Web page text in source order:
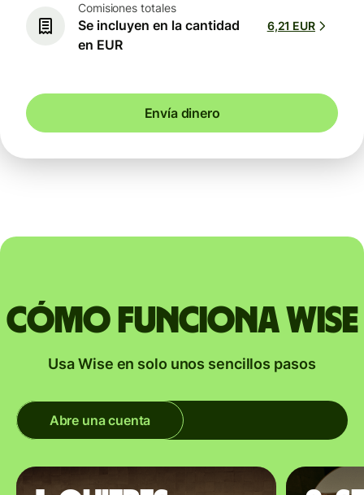
Comisiones totales
Se incluyen en la cantidad
en EUR
6,21 EUR
Envía dinero
Cómo funciona Wise
Usa Wise en solo unos sencillos pasos
Abre una cuenta